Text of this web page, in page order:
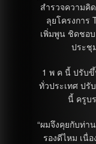
สำรวจความคิ
ลุยโครงการ
เพิ่มพูน ชิดชอบ
ประชุ
1 พ ค นี้ ปรับขึ้
ทั่วประเทศ ปรั
นี้ ครูบ
“ผมจึงคุยกับท่า
รองดีไหม เนื่